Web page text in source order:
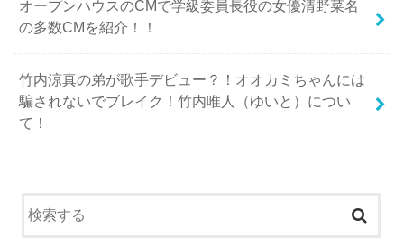
オープンハウスのCMで学級委員長役の女優清野菜名
の多数CMを紹介！！
竹内涼真の弟が歌手デビュー？！オオカミちゃんには
騙されないでブレイク！竹内唯人（ゆいと）につい
て！